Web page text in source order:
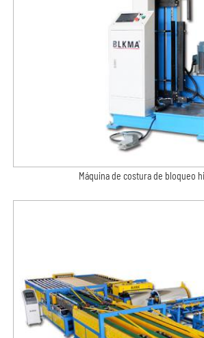
Máquina de costura de bloqueo